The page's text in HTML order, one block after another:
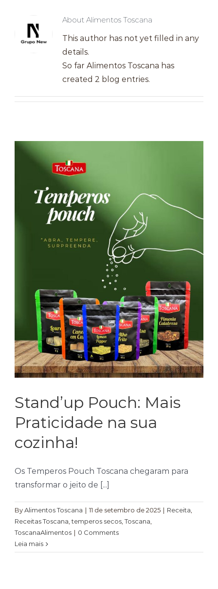
Verduras
Tomates
About Alimentos Toscana
This author has not yet filled in any
details.
So far Alimentos Toscana has
created 2 blog entries.
Stand’up Pouch: Mais
Praticidade na sua
cozinha!
Os Temperos Pouch Toscana chegaram para
transformar o jeito de [...]
ByAlimentos Toscana | 11 de setembro de 2025 | Receita
Receitas Toscana ,temperos secos ,Toscana
ToscanaAlimentos | 0 Comments
Leia mais